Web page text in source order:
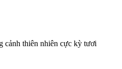
cảnh thiên nhiên cực kỳ tươi